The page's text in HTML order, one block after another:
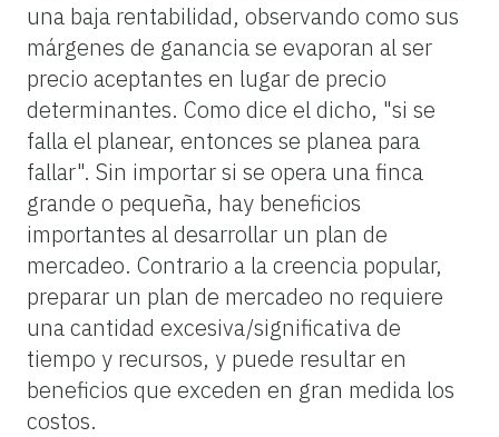
una baja rentabilidad, observando como sus
márgenes de ganancia se evaporan al ser
precio aceptantes en lugar de precio
determinantes. Como dice el dicho, "si se
falla el planear, entonces se planea para
fallar". Sin importar si se opera una finca
grande o pequeña, hay beneficios
importantes al desarrollar un plan de
mercadeo. Contrario a la creencia popular,
preparar un plan de mercadeo no requiere
una cantidad excesiva/significativa de
tiempo y recursos, y puede resultar en
beneficios que exceden en gran medida los
costos.